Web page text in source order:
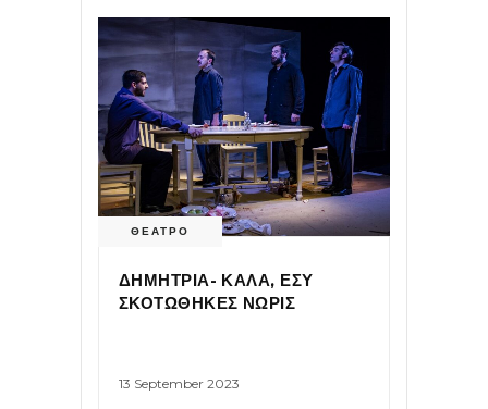
ΘΕΑΤΡΟ
ΔΗΜΗΤΡΙΑ- ΚΑΛΑ, ΕΣΥ
ΣΚΟΤΩΘΗΚΕΣ ΝΩΡΙΣ
13 September 2023